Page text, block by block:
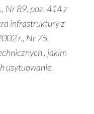
Nr 89, poz. 414 z
infrastruktury z
r., Nr 75,
, jakim
usytuowanie.